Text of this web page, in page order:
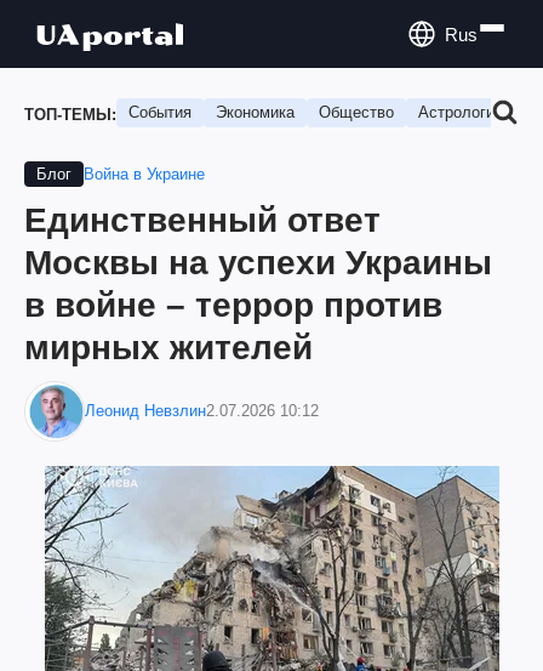
Rus
ТОП-ТЕМЫ: События Экономика Общество Астрология
Блог Война в Украине
Единственный ответ
Москвы на успехи Украины
в войне – террор против
мирных жителей
Леонид Невзлин2.07.2026 10:12